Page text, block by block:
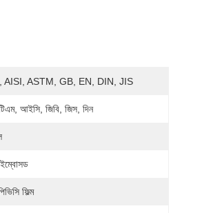
AISI, ASTM, GB, EN, DIN, JIS
আইসি, জিবি, জিস, দিন
ইম্বোসড
ফিল্ম